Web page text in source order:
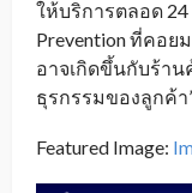
ให้บริการตลอด
Prevention ที่คอย
อาจเกิดขึ้นกับร้า
ธุรกรรมของลูกค้า
Featured Image: